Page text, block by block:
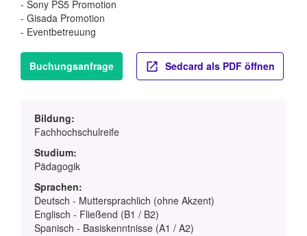
- Sony PS5 Promotion
- Gisada Promotion
- Eventbetreuung
Buchungsanfrage Sedcard als PDF öffnen
Bildung:
Fachhochschulreife
Studium:
Pädagogik
Sprachen:
Deutsch - Muttersprachlich (ohne Akzent)
Englisch - Fließend (B1 / B2)
Spanisch - Basiskenntnisse (A1 / A2)